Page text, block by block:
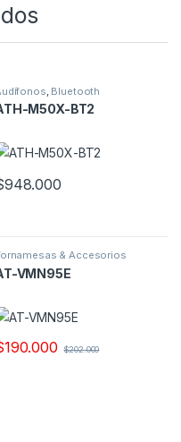
Bluetooth
M50X-BT2
948.000
& Accesorios
VMN95E
190.000 $202.000